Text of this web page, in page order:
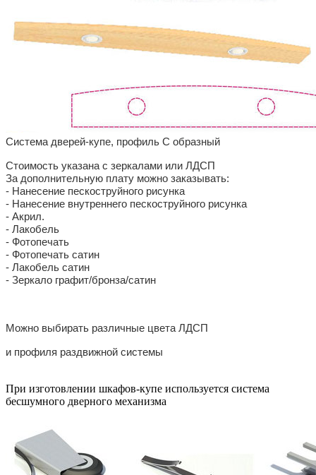
Система дверей-купе, профиль С образный
Стоимость указана с зеркалами или ЛДСП
За дополнительную плату можно заказывать:
- Нанесение пескоструйного рисунка
- Нанесение внутреннего пескоструйного рисунка
- Акрил.
- Лакобель
- Фотопечать
- Фотопечать сатин
- Лакобель сатин
- Зеркало графит/бронза/сатин
Можно выбирать различные цвета ЛДСП
и профиля раздвижной системы
При изготовлении шкафов-купе используется система
бесшумного дверного механизма